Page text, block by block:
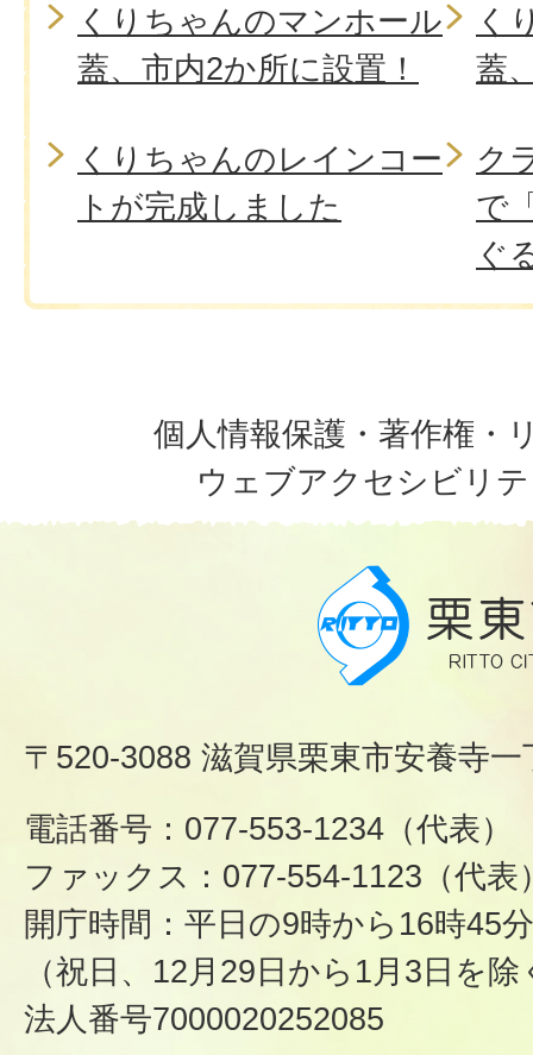
くりちゃんのマンホール
蓋、市内2か所に設置！
く
蓋
くりちゃんのレインコー
トが完成しました
ク
で
ぐ
個人情報保護・著作権・
ウェブアクセシビリ
〒520-3088 滋賀県栗東市安養寺
電話番号：077-553-1234（代表）
ファックス：077-554-1123（代表
開庁時間：平日の9時から16時45分
（祝日、12月29日から1月3日を除
法人番号7000020252085